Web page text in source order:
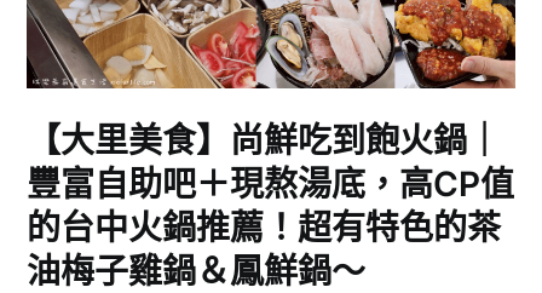
【大里美食】尚鮮吃到飽火鍋｜
豐富自助吧＋現熬湯底，高CP值
的台中火鍋推薦！超有特色的茶
油梅子雞鍋＆鳳鮮鍋～